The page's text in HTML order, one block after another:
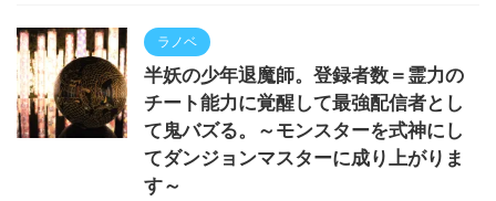
ラノベ
半妖の少年退魔師。登録者数＝霊力の
チート能力に覚醒して最強配信者とし
て鬼バズる。～モンスターを式神にし
てダンジョンマスターに成り上がりま
す～